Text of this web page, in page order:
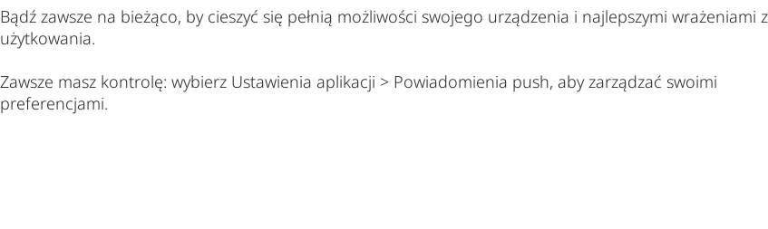
Bądź zawsze na bieżąco, by cieszyć się pełnią możliwości swojego urządzenia i najlepszymi wrażeniami
użytkowania.
Zawsze masz kontrolę: wybierz Ustawienia aplikacji > Powiadomienia push, aby zarządzać swoimi
preferencjami.